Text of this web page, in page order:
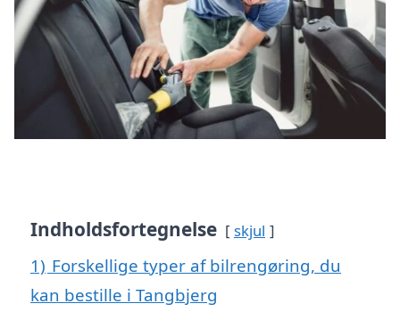
Indholdsfortegnelse skjul
1) Forskellige typer af bilrengøring, du
kan bestille i Tangbjerg